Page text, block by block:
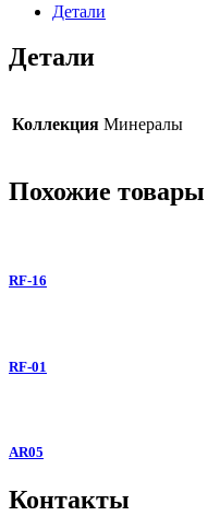
Детали
Детали
Коллекция Минералы
Похожие товары
RF-16
RF-01
AR05
Контакты